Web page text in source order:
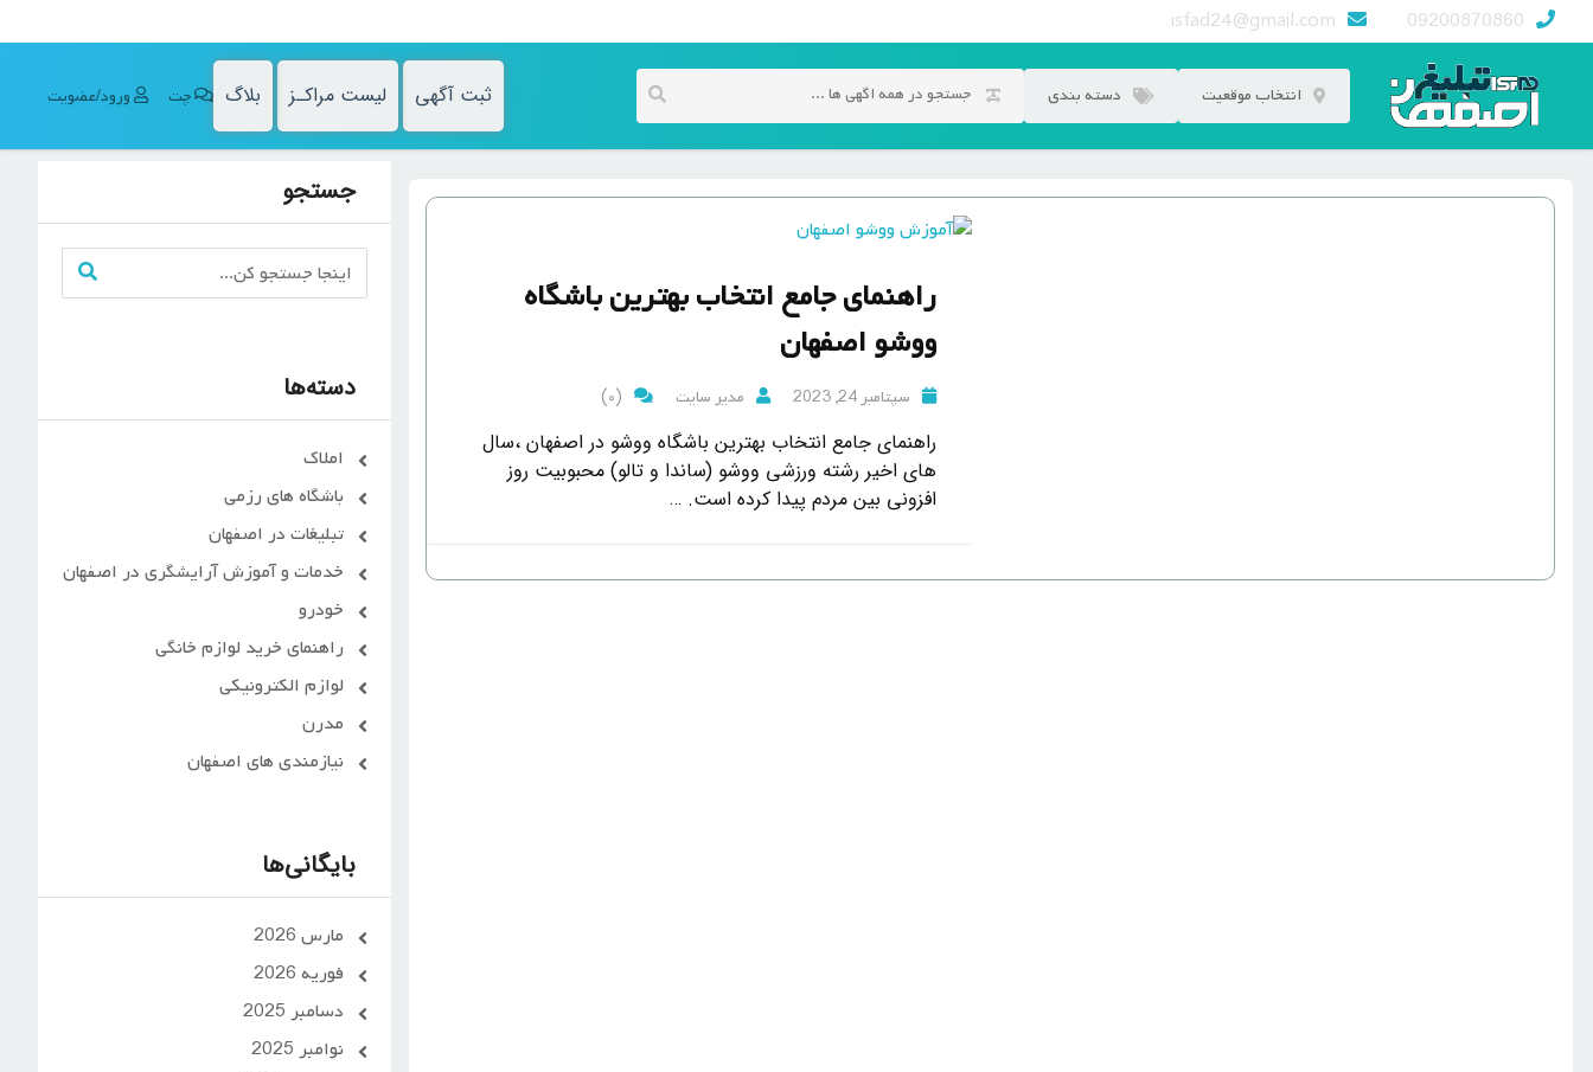
به
09200870860
isfad24@gmail.com
انتخاب موقعیت دسته بندی ثبت آگهی لیست مراکـز بلاگ چت ورود/عضویت
راهنمای جامع انتخاب بهترین باشگاه
ووشو اصفهان
سپتامبر 24, 2023 مدیر سایت (0)
راهنمای جامع انتخاب بهترین باشگاه ووشو در اصفهان ،سال
های اخیر رشته ورزشی ووشو (ساندا و تالو) محبوبیت روز
افزونی بین مردم پیدا کرده است. …
جستجو
دسته‌ها
املاک
باشگاه های رزمی
تبلیغات در اصفهان
خدمات و آموزش آرایشگری در اصفهان
خودرو
راهنمای خرید لوازم خانگی
لوازم الکترونیکی
مدرن
نیازمندی های اصفهان
بایگانی‌ها
مارس 2026
فوریه 2026
دسامبر 2025
نوامبر 2025